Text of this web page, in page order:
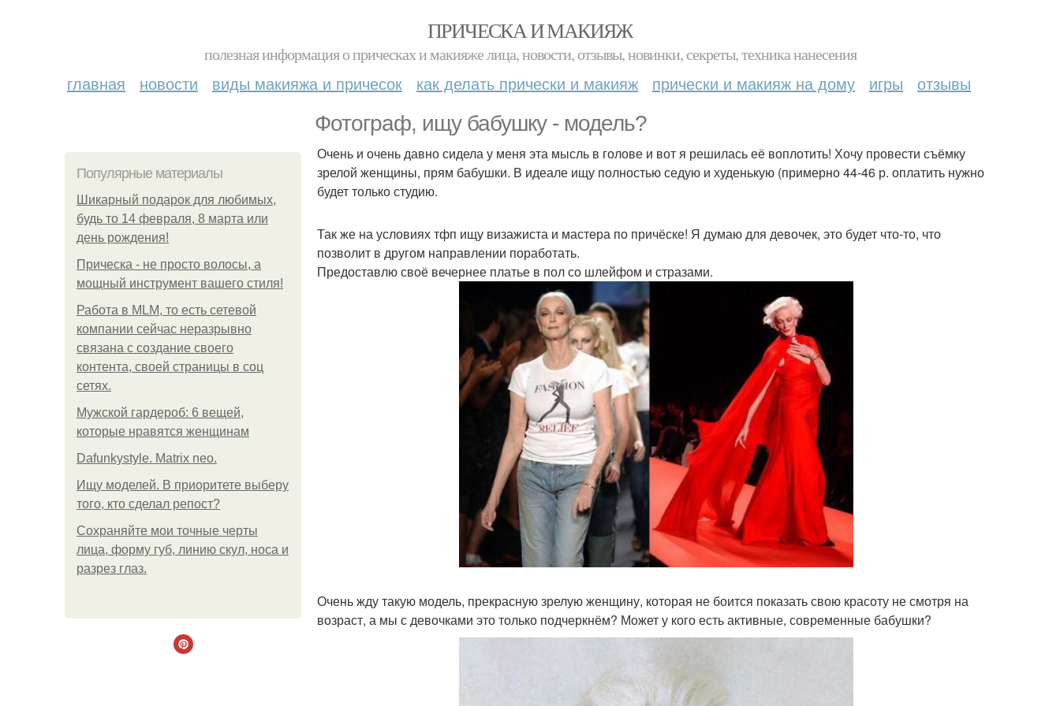
ПРИЧЕСКА И МАКИЯЖ
полезная информация о прическах и макияже лица, новости, отзывы, новинки, секреты, техника нанесения
главная новости виды макияжа и причесок как делать прически и макияж прически и макияж на дому игры отзывы
Фотограф, ищу бабушку - модель?
Популярные материалы
Шикарный подарок для любимых,
будь то 14 февраля, 8 марта или
день рождения!
Прическа - не просто волосы, а
мощный инструмент вашего стиля!
Работа в MLM, то есть сетевой
компании сейчас неразрывно
связана с создание своего
контента, своей страницы в соц
сетях.
Мужской гардероб: 6 вещей,
которые нравятся женщинам
Dafunkystyle. Matrix neo.
Ищу моделей. В приоритете выберу
того, кто сделал репост?
Сохраняйте мои точные черты
лица, форму губ, линию скул, носа и
разрез глаз.
Очень и очень давно сидела у меня эта мысль в голове и вот я решилась её воплотить! Хочу провести съёмку
зрелой женщины, прям бабушки. В идеале ищу полностью седую и худенькую (примерно 44-46 р. оплатить нужно
будет только студию.
Так же на условиях тфп ищу визажиста и мастера по причёске! Я думаю для девочек, это будет что-то, что
позволит в другом направлении поработать.
Предоставлю своё вечернее платье в пол со шлейфом и стразами.
Очень жду такую модель, прекрасную зрелую женщину, которая не боится показать свою красоту не смотря на
возраст, а мы с девочками это только подчеркнём? Может у кого есть активные, современные бабушки?